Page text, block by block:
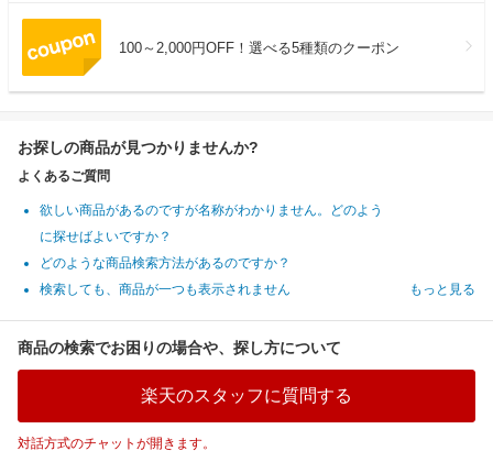
100～2,000円OFF！選べる5種類のクーポン
お探しの商品が見つかりませんか?
よくあるご質問
欲しい商品があるのですが名称がわかりません。どのよう
に探せばよいですか？
どのような商品検索方法があるのですか？
検索しても、商品が一つも表示されません
もっと見る
商品の検索でお困りの場合や、探し方について
楽天のスタッフに質問する
対話方式のチャットが開きます。